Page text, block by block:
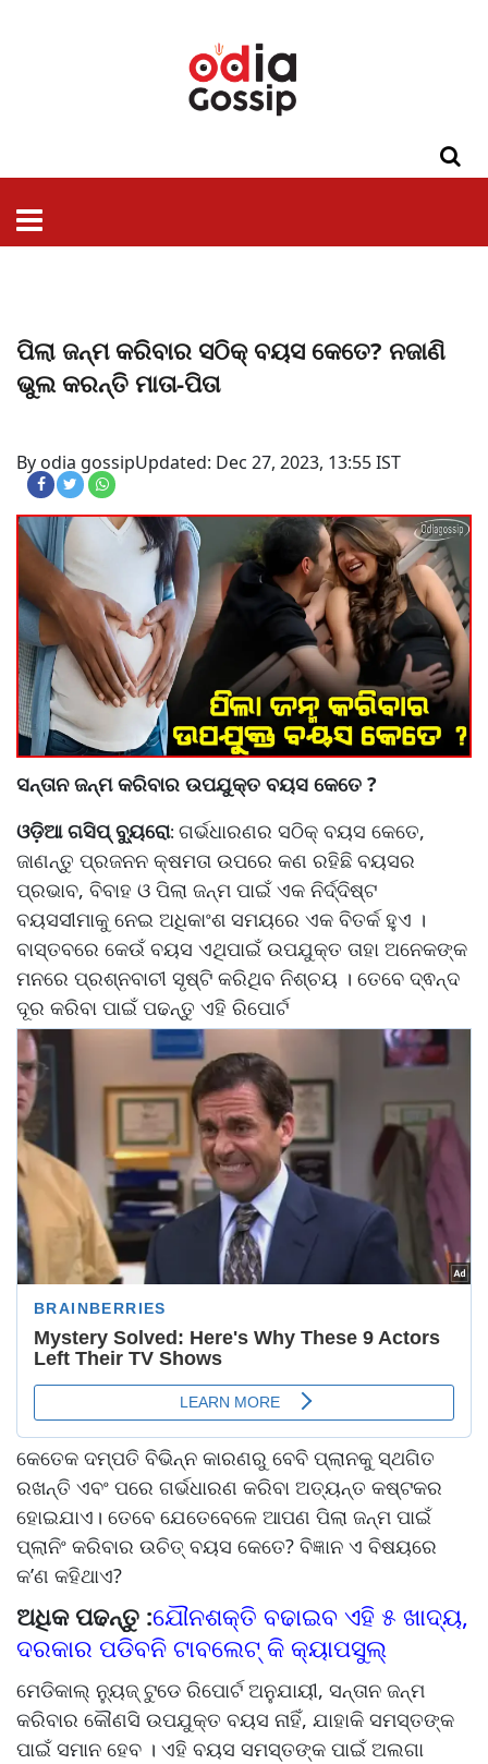
ପିଲା ଜନ୍ମ କରିବାର ସଠିକ୍ ବୟସ କେତେ? ନଜାଣି
ଭୁଲ କରନ୍ତି ମାତା-ପିତା
By odia gossipUpdated: Dec 27, 2023, 13:55 IST
ସନ୍ତାନ ଜନ୍ମ କରିବାର ଉପଯୁକ୍ତ ବୟସ କେତେ ?
ଓଡ଼ିଆ ଗସିପ୍ ବ୍ୟୁରୋ: ଗର୍ଭଧାରଣର ସଠିକ୍ ବୟସ କେତେ,
ଜାଣନ୍ତୁ ପ୍ରଜନନ କ୍ଷମତା ଉପରେ କଣ ରହିଛି ବୟସର
ପ୍ରଭାବ, ବିବାହ ଓ ପିଲା ଜନ୍ମ ପାଇଁ ଏକ ନିର୍ଦ୍ଦିଷ୍ଟ
ବୟସସୀମାକୁ ନେଇ ଅଧିକାଂଶ ସମୟରେ ଏକ ବିତର୍କ ହୁଏ ।
ବାସ୍ତବରେ କେଉଁ ବୟସ ଏଥିପାଇଁ ଉପଯୁକ୍ତ ତାହା ଅନେକଙ୍କ
ମନରେ ପ୍ରଶ୍ନବାଚୀ ସୃଷ୍ଟି କରିଥିବ ନିଶ୍ଚୟ । ତେବେ ଦ୍ଵନ୍ଦ
ଦୂର କରିବା ପାଇଁ ପଢନ୍ତୁ ଏହି ରିପୋର୍ଟ
କେତେକ ଦମ୍ପତି ବିଭିନ୍ନ କାରଣରୁ ବେବି ପ୍ଲାନକୁ ସ୍ଥଗିତ
ରଖନ୍ତି ଏବଂ ପରେ ଗର୍ଭଧାରଣ କରିବା ଅତ୍ୟନ୍ତ କଷ୍ଟକର
ହୋଇଯାଏ। ତେବେ ଯେତେବେଳେ ଆପଣ ପିଲା ଜନ୍ମ ପାଇଁ
ପ୍ଲାନିଂ କରିବାର ଉଚିତ୍ ବୟସ କେତେ? ବିଜ୍ଞାନ ଏ ବିଷୟରେ
କ’ଣ କହିଥାଏ?
ଅଧିକ ପଢନ୍ତୁ :ଯୌନଶକ୍ତି ବଢାଇବ ଏହି ୫ ଖାଦ୍ୟ,
ଦରକାର ପଡିବନି ଟାବଲେଟ୍‌ କି କ୍ୟାପସୁଲ୍‌
ମେଡିକାଲ୍ ନ୍ୟୁଜ୍ ଟୁଡେ ରିପୋର୍ଟ ଅନୁଯାୟୀ, ସନ୍ତାନ ଜନ୍ମ
କରିବାର କୌଣସି ଉପଯୁକ୍ତ ବୟସ ନାହିଁ, ଯାହାକି ସମସ୍ତଙ୍କ
ପାଇଁ ସମାନ ହେବ । ଏହି ବୟସ ସମସ୍ତଙ୍କ ପାଇଁ ଅଲଗା